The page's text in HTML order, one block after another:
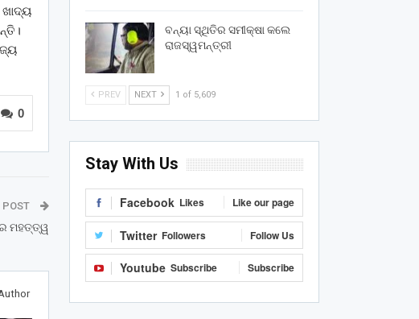
0
POST
ମହତ୍ତ୍ୱ
ବନ୍ୟା ସ୍ଥିତିର ସମୀକ୍ଷା କଲେ
ରାଜସ୍ୱମନ୍ତ୍ରୀ
PREV NEXT 1 of 5,609
Stay With Us
Facebook Likes Like our page
Twitter Followers Follow Us
Youtube Subscribe Subscribe